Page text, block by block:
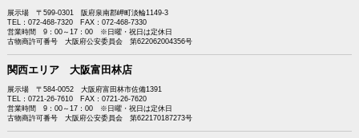
展示場 〒599-0301 阪府泉南郡岬町淡輪1149-3
TEL：072-468-7320 FAX：072-468-7330
営業時間 9：00～17：00 ※日曜・祝日は定休日
古物商許可番号 大阪府公安委員会 第622062004356号
関西エリア 大阪富田林店
展示場 〒584-0052 大阪府富田林市佐備1391
TEL：0721-26-7610 FAX：0721-26-7620
営業時間 9：00～17：00 ※日曜・祝日は定休日
古物商許可番号 大阪府公安委員会 第622170187273号